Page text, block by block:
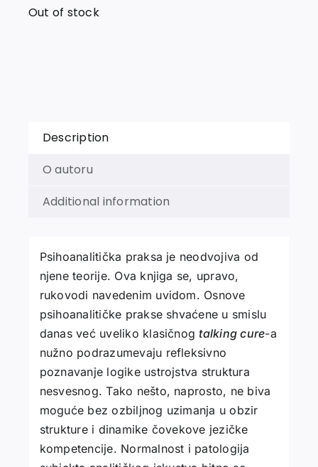
Out of stock
Description
O autoru
Additional information
Psihoanalitička praksa je neodvojiva od
njene teorije. Ova knjiga se, upravo,
rukovodi navedenim uvidom. Osnove
psihoanalitičke prakse shvaćene u smislu
danas već uveliko klasičnogtalking cure-a
nužno podrazumevaju refleksivno
poznavanje logike ustrojstva struktura
nesvesnog. Tako nešto, naprosto, ne biva
moguće bez ozbiljnog uzimanja u obzir
strukture i dinamike čovekove jezičke
kompetencije. Normalnost i patologija